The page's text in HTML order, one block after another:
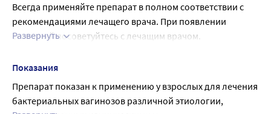
Всегда применяйте препарат в полном соответствии с
рекомендациями лечащего врача. При появлении
сомнений посоветуйтесь с лечащим врачом.
Рекомендуемая доза составляет 5 г (один полный
Путь и (или способ) введения
Интравагинально.
Развернуть
Показания
Препарат показан к применению у взрослых для лечения
бактериальных вагинозов различной этиологии,